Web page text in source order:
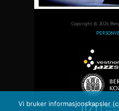
Copyright © 2026
Vi bruker informasjonskapsler